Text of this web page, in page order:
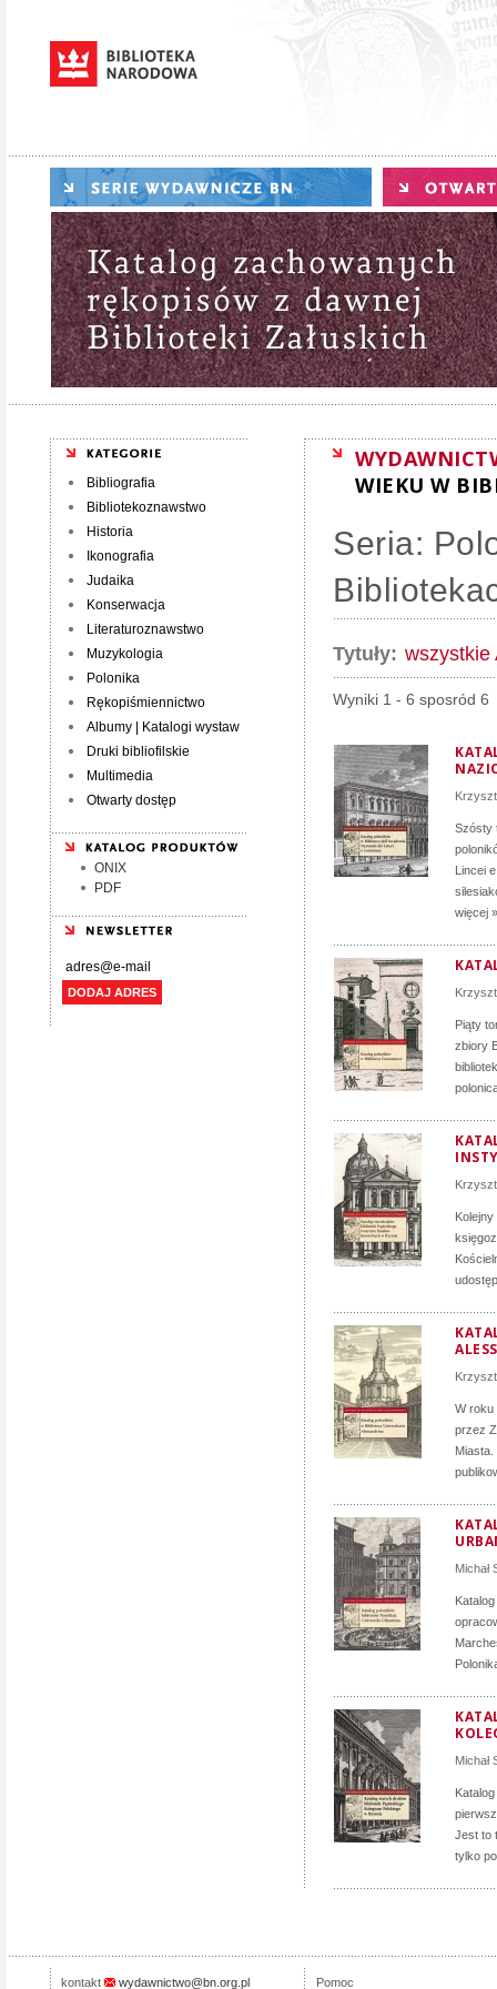
Bibliografia
Bibliotekoznawstwo
Historia
Ikonografia
Judaika
Konserwacja
Literaturoznawstwo
Muzykologia
Polonika
Rękopiśmiennictwo
Albumy | Katalogi wystaw
Druki bibliofilskie
Multimedia
Otwarty dostęp
ONIX
PDF
DODAJ ADRES
WIEKU W
Seria:
Tytuły: wszystkie
Wyniki 1 - 6 sposród 6
Szósty
Lincei
więcej »
Piąty
zbiory
W roku
przez
Michał
Michał
Jest to
tylko
kontakt wydawnictwo@bn.org.pl Pomoc